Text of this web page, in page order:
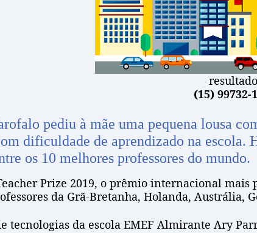
(15) 99732-
pediu à mãe uma pequena lousa
dificuldade de aprendizado na
os 10 melhores professores do mundo.
Prize 2019, o prêmio internacional
da Grã-Bretanha, Holanda, Austrália,
tecnologias da escola EMEF Almirante Ary